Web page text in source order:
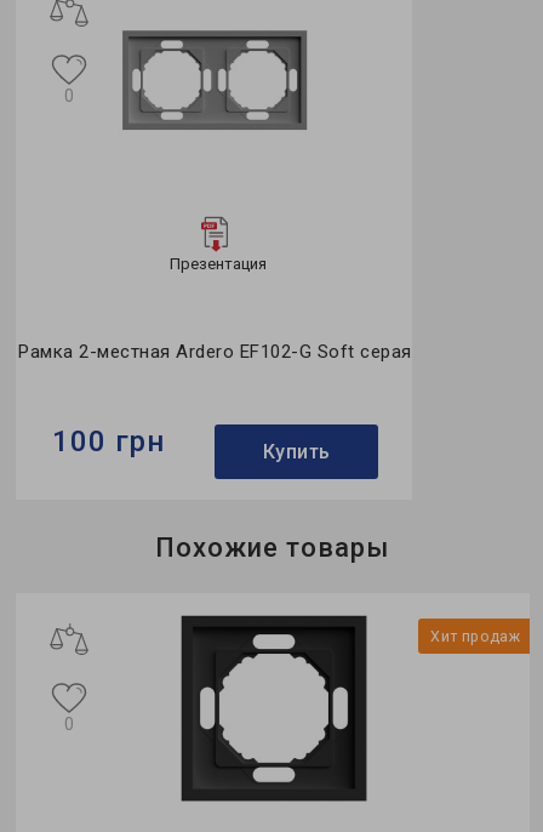
Презентация
Рамка 2-местная Ardero EF102-G Soft серая
0
100 грн Купить
ArderoПохожие товары
Хит продаж
0